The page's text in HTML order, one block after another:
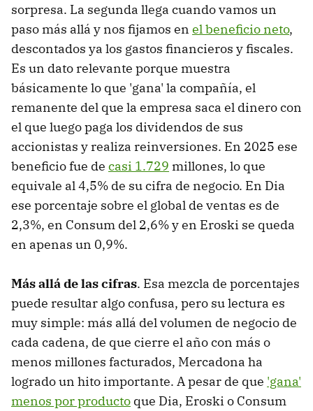
sorpresa. La segunda llega cuando vamos un
paso más allá y nos fijamos en el beneficio neto,
descontados ya los gastos financieros y fiscales.
Es un dato relevante porque muestra
básicamente lo que 'gana' la compañía, el
remanente del que la empresa saca el dinero con
el que luego paga los dividendos de sus
accionistas y realiza reinversiones. En 2025 ese
beneficio fue de casi 1.729 millones, lo que
equivale al 4,5% de su cifra de negocio. En Dia
ese porcentaje sobre el global de ventas es de
2,3%, en Consum del 2,6% y en Eroski se queda
en apenas un 0,9%.
Más allá de las cifras. Esa mezcla de porcentajes
puede resultar algo confusa, pero su lectura es
muy simple: más allá del volumen de negocio de
cada cadena, de que cierre el año con más o
menos millones facturados, Mercadona ha
logrado un hito importante. A pesar de que 'gana'
menos por producto que Dia, Eroski o Consum